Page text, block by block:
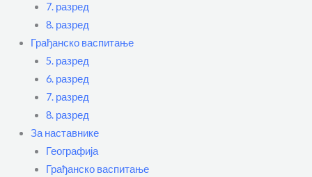
7. разред
8. разред
Грађанско васпитање
5. разред
6. разред
7. разред
8. разред
За наставнике
Географија
Грађанско васпитање